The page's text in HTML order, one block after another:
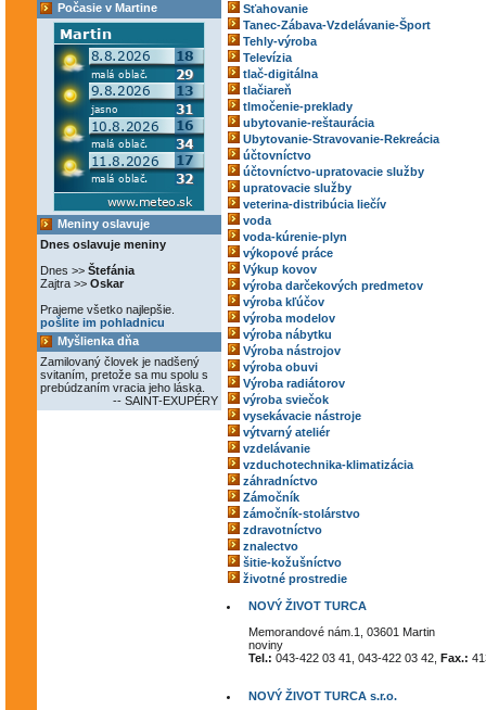
Počasie v Martine
Meniny oslavuje
Dnes oslavuje meniny
Dnes >> Štefánia
Zajtra >> Oskar
Prajeme všetko najlepšie.
pošlite im pohladnicu
Myšlienka dňa
Zamilovaný človek je nadšený
svitaním, pretože sa mu spolu s
prebúdzaním vracia jeho láska.
-- SAINT-EXUPÉRY
Sťahovanie
Tanec-Zábava-Vzdelávanie-Šport
Tehly-výroba
Televízia
tlač-digitálna
tlačiareň
tlmočenie-preklady
ubytovanie-reštaurácia
Ubytovanie-Stravovanie-Rekreácia
účtovníctvo
účtovníctvo-upratovacie služby
upratovacie služby
veterina-distribúcia liečív
voda
voda-kúrenie-plyn
výkopové práce
Výkup kovov
výroba darčekových predmetov
výroba kľúčov
výroba modelov
výroba nábytku
Výroba nástrojov
výroba obuvi
Výroba radiátorov
výroba sviečok
vysekávacie nástroje
výtvarný ateliér
vzdelávanie
vzduchotechnika-klimatizácia
záhradníctvo
Zámočník
zámočník-stolárstvo
zdravotníctvo
znalectvo
šitie-kožušníctvo
životné prostredie
NOVÝ ŽIVOT TURCA
Memorandové nám.1, 03601 Martin
noviny
Tel.: 043-422 03 41, 043-422 03 42, Fax.:
NOVÝ ŽIVOT TURCA s.r.o.